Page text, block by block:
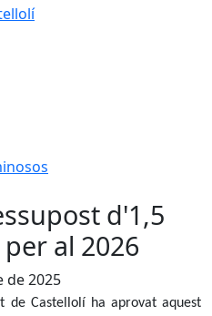
d'1,5
al 2026
de 2025
de Castellolí ha aprovat aquest